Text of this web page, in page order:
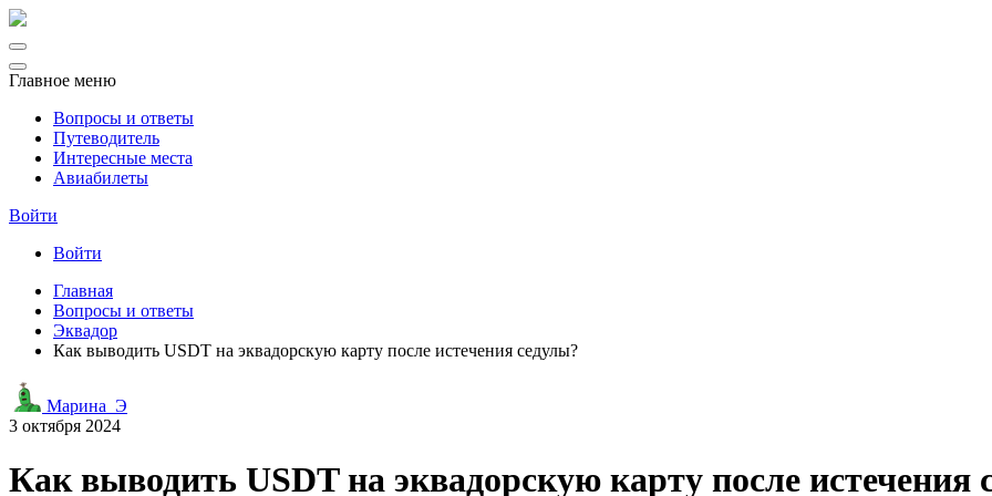
Главное меню
Вопросы и ответы
Путеводитель
Интересные места
Авиабилеты
Войти
Войти
Главная
Вопросы и ответы
Эквадор
Как выводить USDT на эквадорскую карту после истечения седулы?
Марина_Э
3 октября 2024
Как выводить USDT на эквадорскую карту после истечения